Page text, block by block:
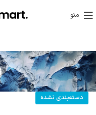
منو
دسته‌بندی نشده